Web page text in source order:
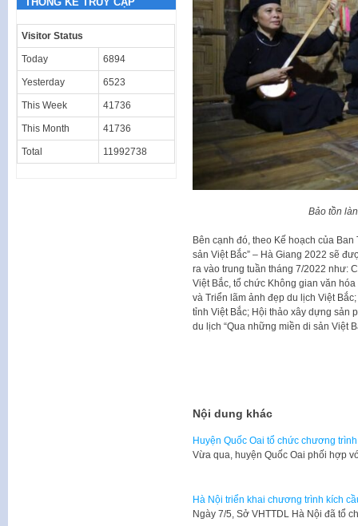
Bảo tồn
Bên cạnh đó, theo Kế hoạch của
sản Việt Bắc” – Hà Giang 2022 sẽ
ra vào trung tuần tháng 7/2022 như:
Việt Bắc, tổ chức Không gian văn
và Triển lãm ảnh đẹp du lịch Việt
tỉnh Việt Bắc; Hội thảo xây dựng sản
du lịch “Qua những miền di sản Việt
Nội dung khác
Huyện Quốc Oai tổ chức chương
Vừa qua, huyện Quốc Oai phối hợp
Hà Nội triển khai chương trình kích
​Ngày 7/5, Sở VHTTDL Hà Nội đã tổ
Visitor Status
Today 6894
Yesterday 6523
This Week 41736
This Month 41736
Total 11992738